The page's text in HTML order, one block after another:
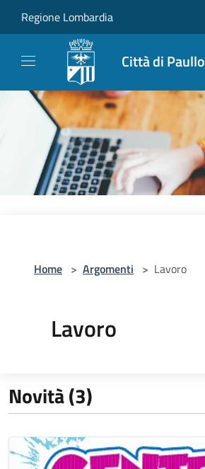
Regione Lombardia
Città di Paullo
Home > Argomenti > Lavoro
Lavoro
Novità (3)